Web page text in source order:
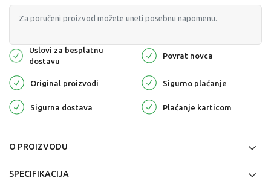
Uslovi za besplatnu
dostavu
Povrat novca
Original proizvodi Sigurno plaćanje
Sigurna dostava Plaćanje karticom
O PROIZVODU
SPECIFIKACIJA